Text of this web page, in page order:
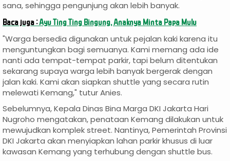
sana, sehingga pengunjung akan lebih banyak.
Baca juga :Ayu Ting Ting Bingung, Anaknya Minta Papa Mulu
"Warga bersedia digunakan untuk pejalan kaki karena itu
menguntungkan bagi semuanya. Kami memang ada ide
nanti ada tempat-tempat parkir, tapi belum ditentukan
sekarang supaya warga lebih banyak bergerak dengan
jalan kaki. Kami akan siapkan shuttle yang secara rutin
melewati Kemang," tutur Anies.
Sebelumnya, Kepala Dinas Bina Marga DKI Jakarta Hari
Nugroho mengatakan, penataan Kemang dilakukan untuk
mewujudkan komplek street. Nantinya, Pemerintah Provinsi
DKI Jakarta akan menyiapkan lahan parkir khusus di luar
kawasan Kemang yang terhubung dengan shuttle bus.